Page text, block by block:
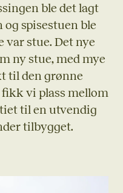
ble det lagt
og spisestuen ble
stue. Det nye
ny stue, med mye
til den grønne
fikk vi plass mellom
til en utvendig
tilbygget.